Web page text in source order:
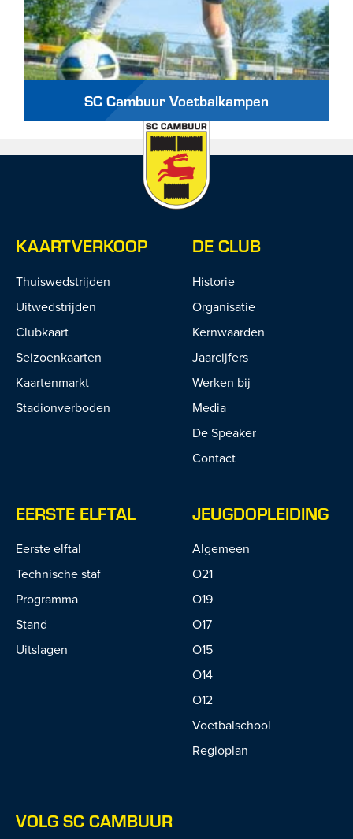
SC Cambuur Voetbalkampen
KAARTVERKOOP
Thuiswedstrijden
Uitwedstrijden
Clubkaart
Seizoenkaarten
Kaartenmarkt
Stadionverboden
DE CLUB
Historie
Organisatie
Kernwaarden
Jaarcijfers
Werken bij
Media
De Speaker
Contact
EERSTE ELFTAL
Eerste elftal
Technische staf
Programma
Stand
Uitslagen
JEUGDOPLEIDING
Algemeen
O21
O19
O17
O15
O14
O12
Voetbalschool
Regioplan
VOLG SC CAMBUUR